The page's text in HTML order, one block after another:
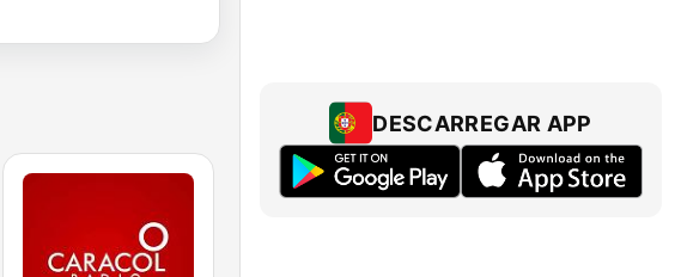
DESCARREGAR APP